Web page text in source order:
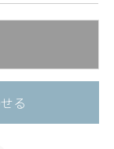
る